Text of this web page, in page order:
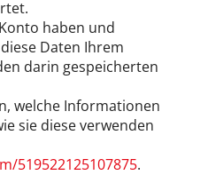
haben und
Daten Ihrem
darin gespeicherten
welche Informationen
sie diese verwenden
519522125107875.